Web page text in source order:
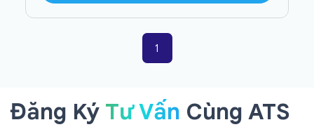
1
Đăng Ký Tư Vấn Cùng ATS